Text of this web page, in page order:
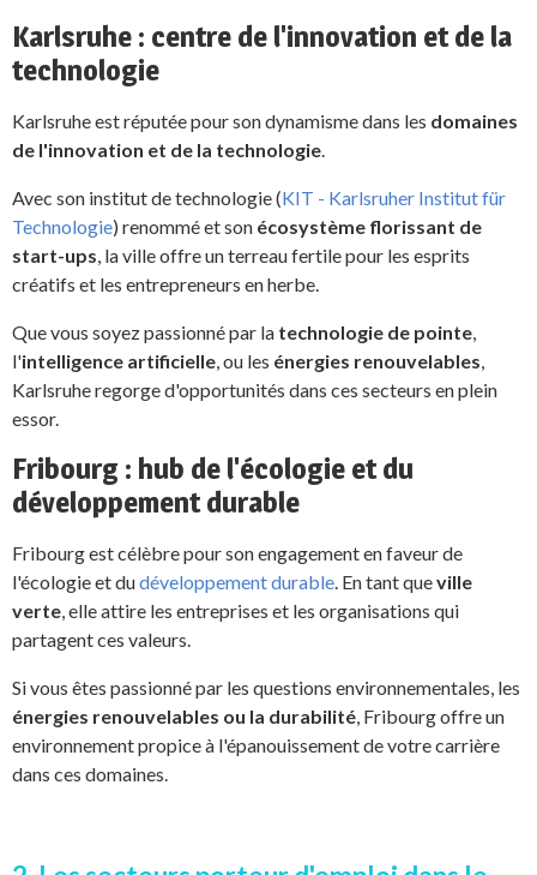
Karlsruhe : centre de l'innovation et de la
technologie
Karlsruhe est réputée pour son dynamisme dans les domaines
de l'innovation et de la technologie.
Avec son institut de technologie (KIT - Karlsruher Institut für
Technologie) renommé et son écosystème florissant de
start-ups, la ville offre un terreau fertile pour les esprits
créatifs et les entrepreneurs en herbe.
Que vous soyez passionné par la technologie de pointe,
l'intelligence artificielle, ou les énergies renouvelables,
Karlsruhe regorge d'opportunités dans ces secteurs en plein
essor.
Fribourg : hub de l'écologie et du
développement durable
Fribourg est célèbre pour son engagement en faveur de
l'écologie et dudéveloppement durable. En tant queville
verte, elle attire les entreprises et les organisations qui
partagent ces valeurs.
Si vous êtes passionné par les questions environnementales, les
énergies renouvelables ou la durabilité, Fribourg offre un
environnement propice à l'épanouissement de votre carrière
dans ces domaines.